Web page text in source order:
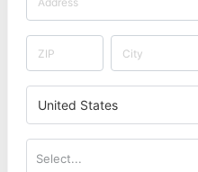
United States
Select...